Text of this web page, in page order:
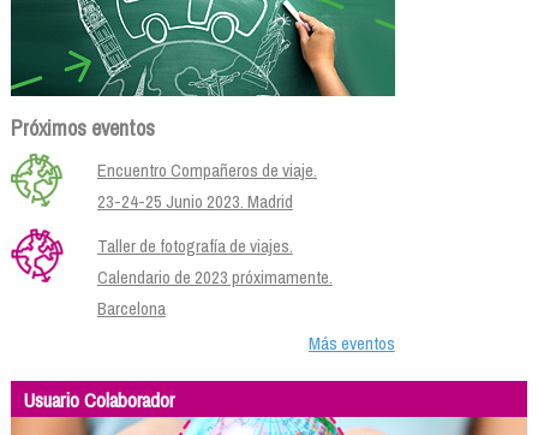
Próximos eventos
Encuentro Compañeros de viaje.
23-24-25 Junio 2023. Madrid
Taller de fotografía de viajes.
Calendario de 2023 próximamente.
Barcelona
Más eventos
Usuario Colaborador